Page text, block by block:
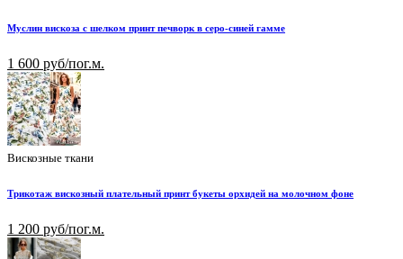
Муслин вискоза с шелком принт печворк в серо-синей гамме
1 600 руб/пог.м.
Вискозные ткани
Трикотаж вискозный плательный принт букеты орхидей на молочном фоне
1 200 руб/пог.м.